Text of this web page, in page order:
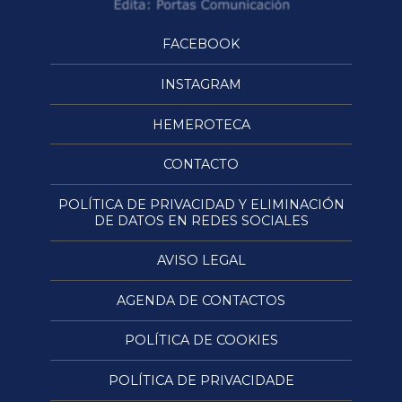
FACEBOOK
INSTAGRAM
HEMEROTECA
CONTACTO
POLÍTICA DE PRIVACIDAD Y ELIMINACIÓN
DE DATOS EN REDES SOCIALES
AVISO LEGAL
AGENDA DE CONTACTOS
POLÍTICA DE COOKIES
POLÍTICA DE PRIVACIDADE